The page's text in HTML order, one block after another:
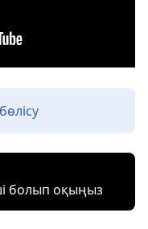
болып оқыңыз